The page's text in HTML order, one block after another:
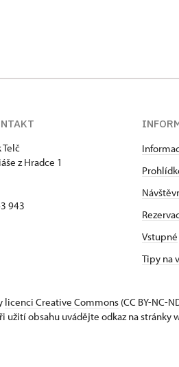
Telč
z Hradce 1
943
Vstupné
Tipy na
licenci Creative Commons (CC BY-NC-
obsahu uvádějte odkaz na stránky